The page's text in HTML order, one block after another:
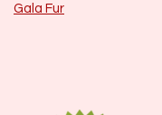
Gala Fur